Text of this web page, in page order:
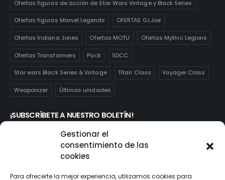
Gestionar el
consentimiento de las
cookies
Para ofrecerte la mejor experiencia, utilizamos cookies para
Ofertas figuras de acción de Star Wars Vintage y Black Series
Ofertas figuras Marvel Legends OFERTAS G.I.Joe
Ofertas Indiana Jones Ofertas MOTU Ofertas Mythic Legions
Ofertas Transformers Pack SDCC
Star wars Black Series & Vintage Titan Class Voyager Class
Weaponizer Últimas unidades
¡SUBSCRÍBETE A NUESTRO BOLETÍN!
Te mantendrás informado de las novedades y ofertas que
realmente te interesan. Subscríbete aquí: